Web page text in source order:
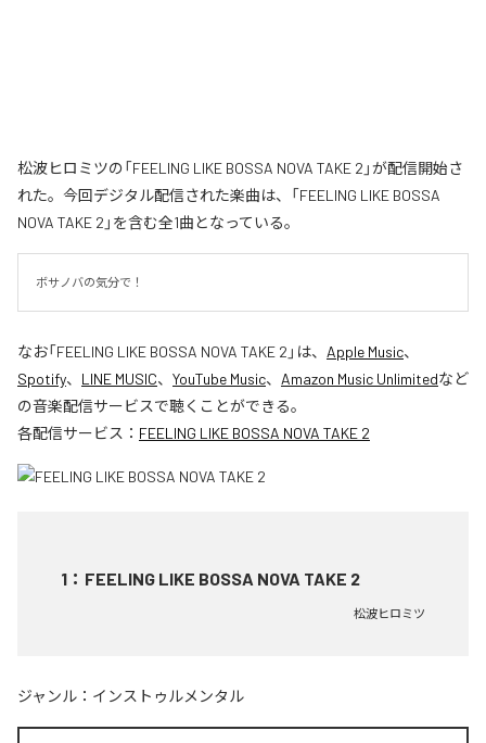
松波ヒロミツの「FEELING LIKE BOSSA NOVA TAKE 2」が配信開始さ
れた。今回デジタル配信された楽曲は、「FEELING LIKE BOSSA
NOVA TAKE 2」を含む全1曲となっている。
ボサノバの気分で！
なお「FEELING LIKE BOSSA NOVA TAKE 2 」は、 Apple Music、
Spotify、 LINE MUSIC、 YouTube Music、 Amazon Music Unlimitedなど
の音楽配信サービスで聴くことができる。
各配信サービス： FEELING LIKE BOSSA NOVA TAKE 2
1 ： FEELING LIKE BOSSA NOVA TAKE 2
松波ヒロミツ
ジャンル： インストゥルメンタル